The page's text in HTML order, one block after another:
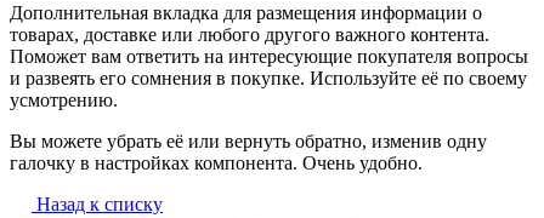
Дополнительная вкладка для размещения информации о
товарах, доставке или любого другого важного контента.
Поможет вам ответить на интересующие покупателя вопросы
и развеять его сомнения в покупке. Используйте её по своему
усмотрению.
Вы можете убрать её или вернуть обратно, изменив одну
галочку в настройках компонента. Очень удобно.
Назад к списку